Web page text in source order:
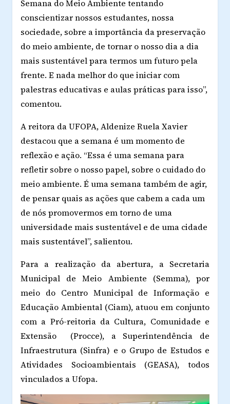
Semana do Meio Ambiente tentando
conscientizar nossos estudantes, nossa
sociedade, sobre a importância da preservação
do meio ambiente, de tornar o nosso dia a dia
mais sustentável para termos um futuro pela
frente. E nada melhor do que iniciar com
palestras educativas e aulas práticas para isso”,
comentou.
A reitora da UFOPA, Aldenize Ruela Xavier
destacou que a semana é um momento de
reflexão e ação. “Essa é uma semana para
refletir sobre o nosso papel, sobre o cuidado do
meio ambiente. É uma semana também de agir,
de pensar quais as ações que cabem a cada um
de nós promovermos em torno de uma
universidade mais sustentável e de uma cidade
mais sustentável”, salientou.
Para a realização da abertura, a Secretaria
Municipal de Meio Ambiente (Semma), por
meio do Centro Municipal de Informação e
Educação Ambiental (Ciam), atuou em conjunto
com a Pró-reitoria da Cultura, Comunidade e
Extensão (Procce), a Superintendência de
Infraestrutura (Sinfra) e o Grupo de Estudos e
Atividades Socioambientais (GEASA), todos
vinculados a Ufopa.